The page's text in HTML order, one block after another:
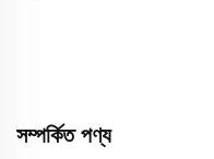
সম্পর্কিত পণ্য